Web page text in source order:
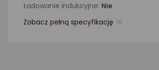
Ładowanie indukcyjne: Nie
Zobacz pełną specyfikację